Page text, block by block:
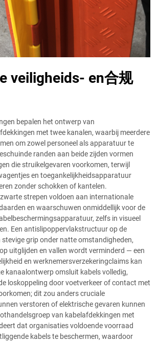
veiligheids- en合规
bepalen het ontwerp van
met twee kanalen, waarbij meerdere
om zowel personeel als apparatuur te
randen aan beide zijden vormen
die struikelgevaren voorkomen, terwijl
en toegankelijkheidsapparatuur
zonder schokken of kantelen.
strepen voldoen aan internationale
en waarschuwen onmiddellijk voor de
zelfs in visueel
Een antislipoppervlakstructuur op de
stevige grip onder natte omstandigheden,
uitglijden en vallen wordt verminderd — een
en werknemersverzekeringclaims kan
kanaalontwerp omsluit kabels volledig,
loskoppeling door voetverkeer of contact met
dit zou anders cruciale
verstoren of elektrische gevaren kunnen
van kabelafdekkingen met
dat organisaties voldoende voorraad
kabels te beschermen, waardoor